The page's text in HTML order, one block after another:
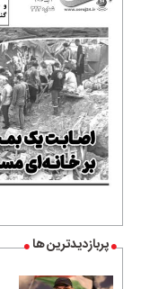
پربازدیدترین ها